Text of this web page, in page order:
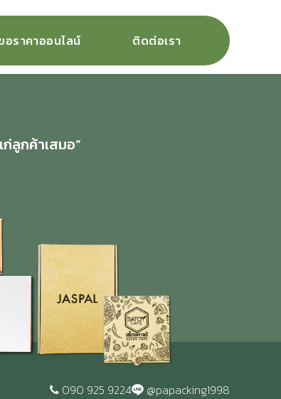
อราคาออนไลน์ ติดต่อเรา
ลูกค้าเสมอ”
090 925 9224 @papacking1998